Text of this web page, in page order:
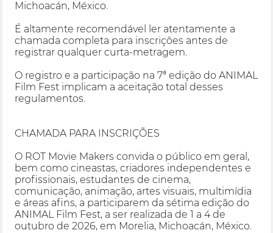
Michoacán, México.
É altamente recomendável ler atentamente a
chamada completa para inscrições antes de
registrar qualquer curta-metragem.
O registro e a participação na 7ª edição do ANIMAL
Film Fest implicam a aceitação total desses
regulamentos.
CHAMADA PARA INSCRIÇÕES
O ROT Movie Makers convida o público em geral,
bem como cineastas, criadores independentes e
profissionais, estudantes de cinema,
comunicação, animação, artes visuais, multimídia
e áreas afins, a participarem da sétima edição do
ANIMAL Film Fest, a ser realizada de 1 a 4 de
outubro de 2026, em Morelia, Michoacán, México.